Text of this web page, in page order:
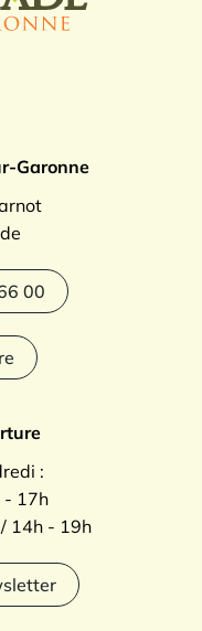
le compte Facebook
vers le compte
Garonne
00
:
- 17h
14h - 19h